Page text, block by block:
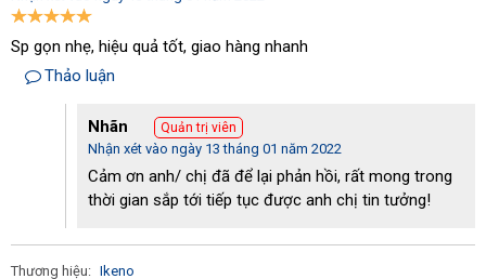
Sp gọn nhẹ, hiệu quả tốt, giao hàng nhanh
Thảo luận
Nhãn Quản trị viên
Nhận xét vào ngày 13 tháng 01 năm 2022
Cảm ơn anh/ chị đã để lại phản hồi, rất mong trong
thời gian sắp tới tiếp tục được anh chị tin tưởng!
Thương hiệu: Ikeno